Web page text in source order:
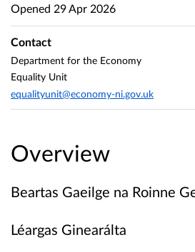
Overview
Beartas Gaeilge na Roinne
Léargas Ginearálta
Opened 29 Apr 2026
Contact
Department for the Economy
Equality Unit
equalityunit@economy-ni.gov.uk